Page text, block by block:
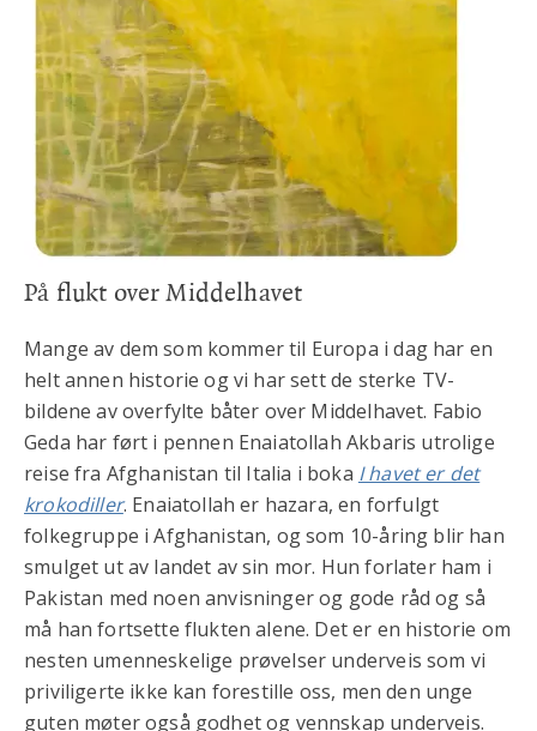
På flukt over Middelhavet
Mange av dem som kommer til Europa i dag har en
helt annen historie og vi har sett de sterke TV-
bildene av overfylte båter over Middelhavet. Fabio
Geda har ført i pennen Enaiatollah Akbaris utrolige
reise fra Afghanistan til Italia i boka I havet er det
krokodiller. Enaiatollah er hazara, en forfulgt
folkegruppe i Afghanistan, og som 10-åring blir han
smulget ut av landet av sin mor. Hun forlater ham i
Pakistan med noen anvisninger og gode råd og så
må han fortsette flukten alene. Det er en historie om
nesten umenneskelige prøvelser underveis som vi
priviligerte ikke kan forestille oss, men den unge
guten møter også godhet og vennskap underveis.